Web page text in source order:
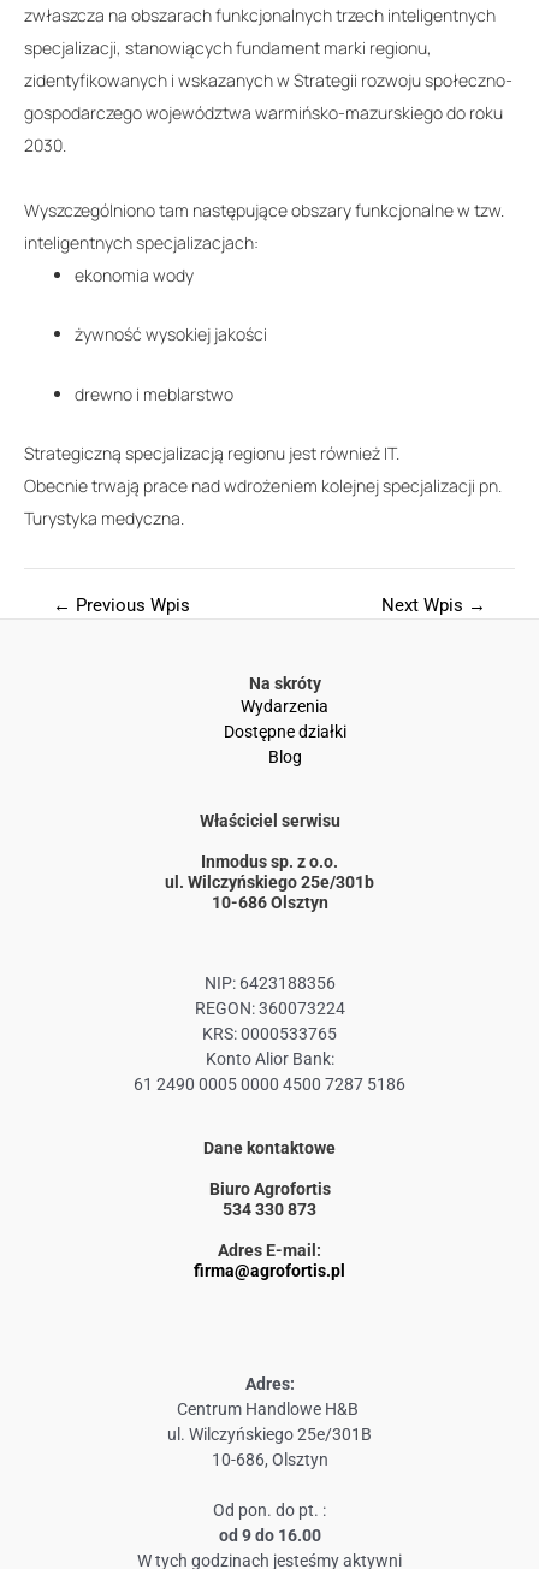
zwłaszcza na obszarach funkcjonalnych trzech inteligentnych
specjalizacji, stanowiących fundament marki regionu,
zidentyfikowanych i wskazanych w Strategii rozwoju społeczno-
gospodarczego województwa warmińsko-mazurskiego do roku
2030.
Wyszczególniono tam następujące obszary funkcjonalne w tzw.
inteligentnych specjalizacjach:
ekonomia wody
żywność wysokiej jakości
drewno i meblarstwo
Strategiczną specjalizacją regionu jest również IT.
Obecnie trwają prace nad wdrożeniem kolejnej specjalizacji pn.
Turystyka medyczna.
← Previous Wpis Next Wpis →
Na skróty
Wydarzenia
Dostępne działki
Blog
Właściciel serwisu
Inmodus sp. z o.o.
ul. Wilczyńskiego 25e/301b
10-686 Olsztyn
NIP: 6423188356
REGON: 360073224
KRS: 0000533765
Konto Alior Bank:
61 2490 0005 0000 4500 7287 5186
Dane kontaktowe
Biuro Agrofortis
534 330 873
Adres E-mail:
firma@agrofortis.pl
Adres:
Centrum Handlowe H&B
ul. Wilczyńskiego 25e/301B
10-686, Olsztyn
Od pon. do pt. :
od 9 do 16.00
W tych godzinach jesteśmy aktywni